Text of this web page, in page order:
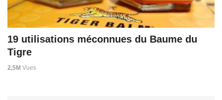
19 utilisations méconnues du Baume du
Tigre
2,5M Vues